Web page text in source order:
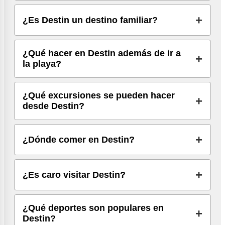
¿Es Destin un destino familiar?
¿Qué hacer en Destin además de ir a
la playa?
¿Qué excursiones se pueden hacer
desde Destin?
¿Dónde comer en Destin?
¿Es caro visitar Destin?
¿Qué deportes son populares en
Destin?